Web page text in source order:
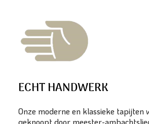
ECHT HANDWERK
Onze moderne en klassieke tapijten
geknoopt door meester-